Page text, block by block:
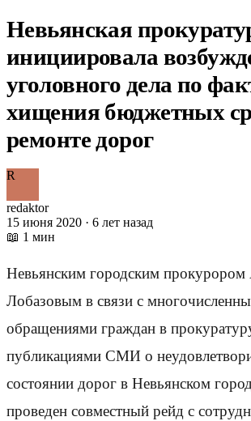
Невьянская
инициировала
уголовного дела по
хищения бюджетных
ремонте дорог
R
redaktor
15 июня 2020 · 6 лет назад
📖 1 мин
Невьянским городским прокурором
Лобазовым в связи с
обращениями граждан в
публикациями СМИ о
состоянии дорог в Невьянском
проведен совместный рейд с